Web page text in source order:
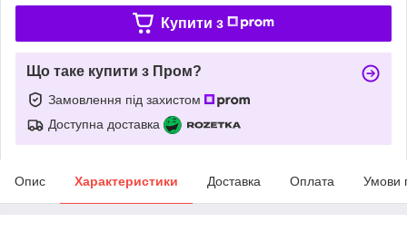
Купити з
Що таке купити з Пром?
Замовлення під захистом
Доступна доставка
Опис Характеристики Доставка Оплата Умови